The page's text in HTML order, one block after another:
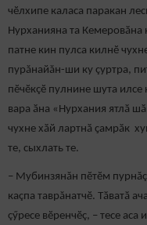
чӗлхипе каласа паракан
Нурханияна та Кемеровӑна
патне кин пулса килнӗ
пурăнайăн-ши ку çуртра,
пӗчӗкçӗ пулнине шута
вара ӑна «Нурхания ятлӑ
чухне хӑй лартнӑ ҫамрӑк
те, сыхлать те.
– Мубинзянăн пӗтӗм
каçпа таврăнатчӗ. Тӑватӑ
çӳресе вӗренчӗç, – тесе